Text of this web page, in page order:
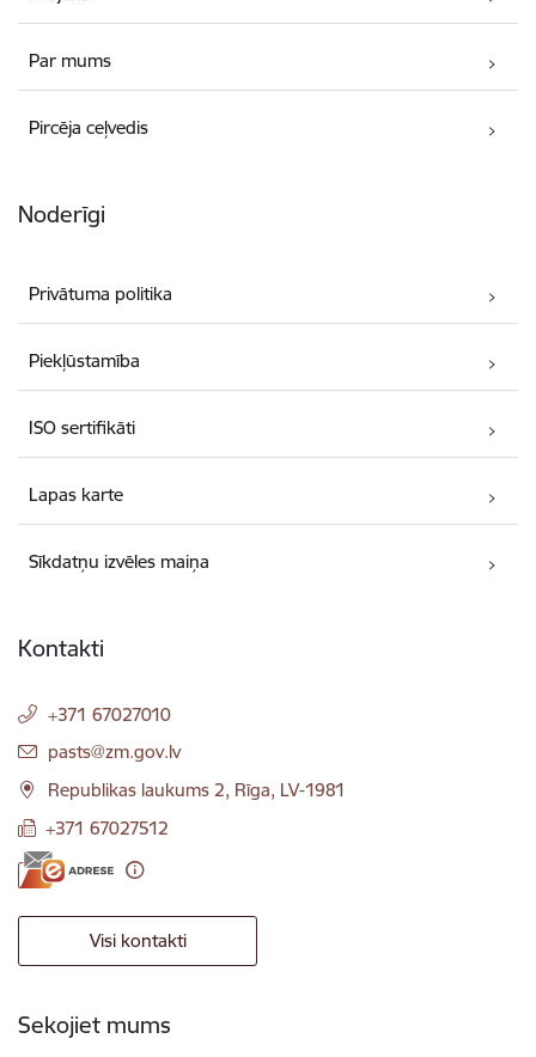
Par mums
Pircēja ceļvedis
Noderīgi
Privātuma politika
Piekļūstamība
ISO sertifikāti
Lapas karte
Sīkdatņu izvēles maiņa
Kontakti
+371 67027010
E-pasts:
pasts@zm.gov.lv
Republikas laukums 2, Rīga, LV-1981
+371 67027512
Visi kontakti
Sekojiet mums